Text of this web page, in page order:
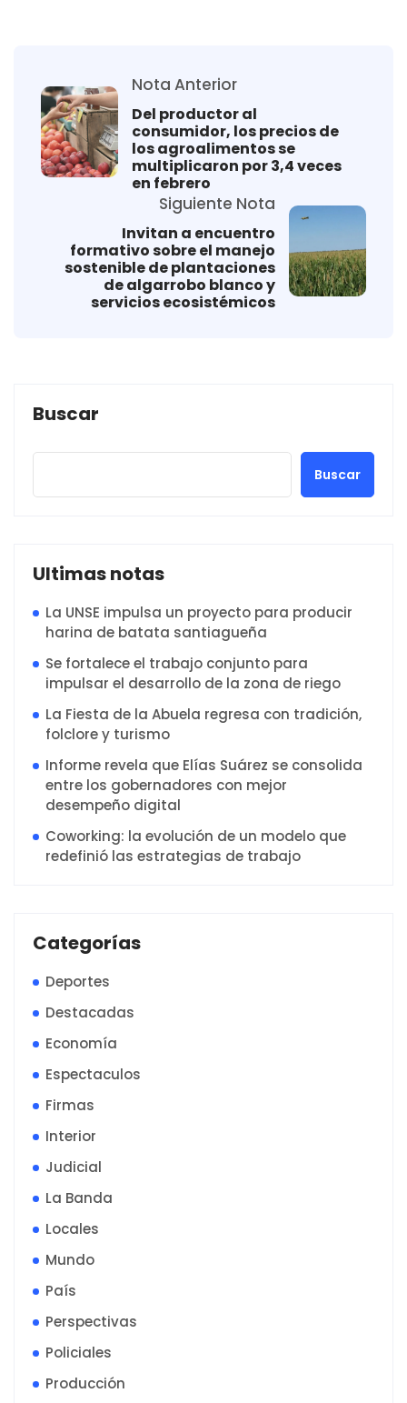
Nota Anterior
Del productor al
consumidor, los precios de
los agroalimentos se
multiplicaron por 3,4 veces
en febrero
Siguiente Nota
Invitan a encuentro
formativo sobre el manejo
sostenible de plantaciones
de algarrobo blanco y
servicios ecosistémicos
Buscar
Buscar
Ultimas notas
La UNSE impulsa un proyecto para producir
harina de batata santiagueña
Se fortalece el trabajo conjunto para
impulsar el desarrollo de la zona de riego
La Fiesta de la Abuela regresa con tradición,
folclore y turismo
Informe revela que Elías Suárez se consolida
entre los gobernadores con mejor
desempeño digital
Coworking: la evolución de un modelo que
redefinió las estrategias de trabajo
Categorías
Deportes
Destacadas
Economía
Espectaculos
Firmas
Interior
Judicial
La Banda
Locales
Mundo
País
Perspectivas
Policiales
Producción